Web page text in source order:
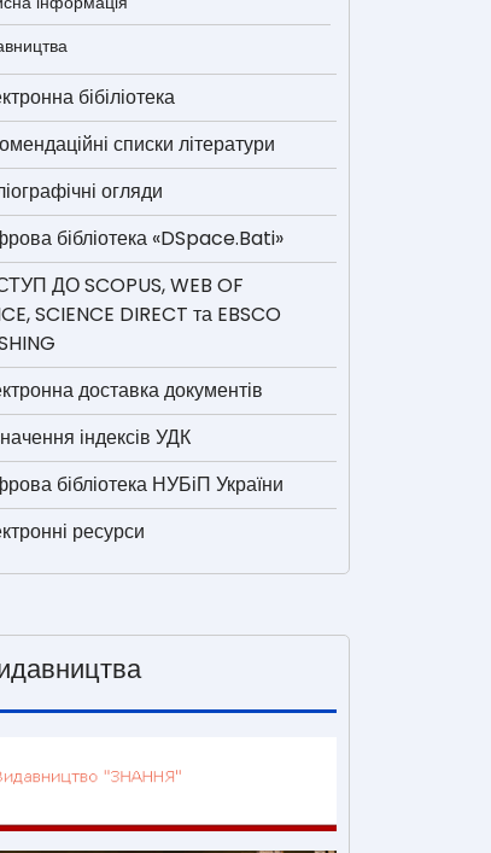
бібіліотека
списки літератури
огляди
бібліотека «DSpace.Bati»
ДО SCOPUS, WEB OF
SCIENCE DIRECT та EBSCO
доставка документів
індексів УДК
бібліотека НУБіП України
ресурси